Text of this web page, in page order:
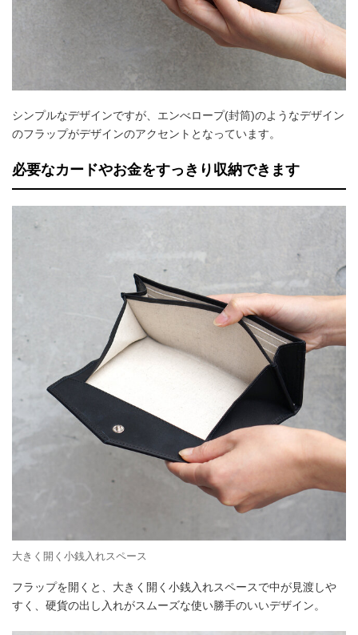
シンプルなデザインですが、エンべロープ(封筒)のようなデザイン
のフラップがデザインのアクセントとなっています。
必要なカードやお金をすっきり収納できます
大きく開く小銭入れスペース
フラップを開くと、大きく開く小銭入れスペースで中が見渡しや
すく、硬貨の出し入れがスムーズな使い勝手のいいデザイン。